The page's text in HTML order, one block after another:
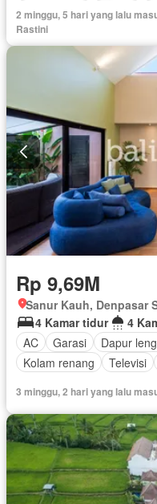
Fully fenced
Taman
Teras
2 minggu, 5 hari yang lalu
Rastini
Rp 9,69M
Sanur Kauh, Denpasar
4 Kamar tidur
4
AC
Garasi Dapur
Kolam renang
Televisi
3 minggu, 2 hari yang lalu